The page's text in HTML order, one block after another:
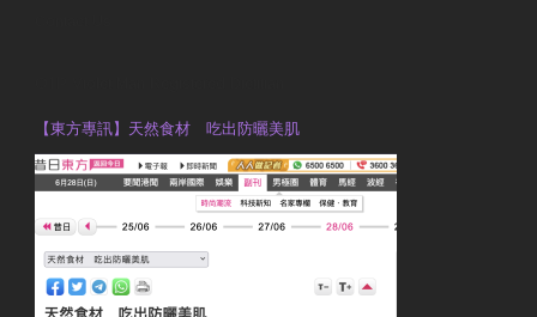
【東方專訊】天然食材 吃出防曬美肌